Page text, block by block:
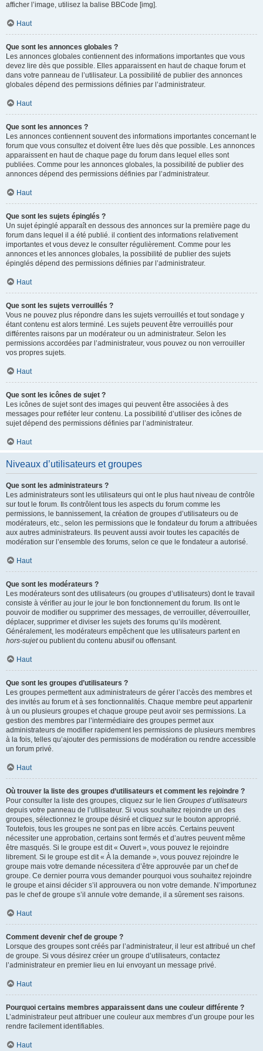
afficher l’image, utilisez la balise BBCode [img].
Haut
Que sont les annonces globales ?
Les annonces globales contiennent des informations importantes que vous
devez lire dès que possible. Elles apparaissent en haut de chaque forum et
dans votre panneau de l’utilisateur. La possibilité de publier des annonces
globales dépend des permissions définies par l’administrateur.
Haut
Que sont les annonces ?
Les annonces contiennent souvent des informations importantes concernant le
forum que vous consultez et doivent être lues dès que possible. Les annonces
apparaissent en haut de chaque page du forum dans lequel elles sont
publiées. Comme pour les annonces globales, la possibilité de publier des
annonces dépend des permissions définies par l’administrateur.
Haut
Que sont les sujets épinglés ?
Un sujet épinglé apparaît en dessous des annonces sur la première page du
forum dans lequel il a été publié. il contient des informations relativement
importantes et vous devez le consulter régulièrement. Comme pour les
annonces et les annonces globales, la possibilité de publier des sujets
épinglés dépend des permissions définies par l’administrateur.
Haut
Que sont les sujets verrouillés ?
Vous ne pouvez plus répondre dans les sujets verrouillés et tout sondage y
étant contenu est alors terminé. Les sujets peuvent être verrouillés pour
différentes raisons par un modérateur ou un administrateur. Selon les
permissions accordées par l’administrateur, vous pouvez ou non verrouiller
vos propres sujets.
Haut
Que sont les icônes de sujet ?
Les icônes de sujet sont des images qui peuvent être associées à des
messages pour refléter leur contenu. La possibilité d’utiliser des icônes de
sujet dépend des permissions définies par l’administrateur.
Haut
Niveaux d’utilisateurs et groupes
Que sont les administrateurs ?
Les administrateurs sont les utilisateurs qui ont le plus haut niveau de contrôle
sur tout le forum. Ils contrôlent tous les aspects du forum comme les
permissions, le bannissement, la création de groupes d’utilisateurs ou de
modérateurs, etc., selon les permissions que le fondateur du forum a attribuées
aux autres administrateurs. Ils peuvent aussi avoir toutes les capacités de
modération sur l’ensemble des forums, selon ce que le fondateur a autorisé.
Haut
Que sont les modérateurs ?
Les modérateurs sont des utilisateurs (ou groupes d’utilisateurs) dont le travail
consiste à vérifier au jour le jour le bon fonctionnement du forum. Ils ont le
pouvoir de modifier ou supprimer des messages, de verrouiller, déverrouiller,
déplacer, supprimer et diviser les sujets des forums qu’ils modèrent.
Généralement, les modérateurs empêchent que les utilisateurs partent en
hors-sujetou publient du contenu abusif ou offensant.
Haut
Que sont les groupes d’utilisateurs ?
Les groupes permettent aux administrateurs de gérer l’accès des membres et
des invités au forum et à ses fonctionnalités. Chaque membre peut appartenir
à un ou plusieurs groupes et chaque groupe peut avoir ses permissions. La
gestion des membres par l’intermédiaire des groupes permet aux
administrateurs de modifier rapidement les permissions de plusieurs membres
à la fois, telles qu’ajouter des permissions de modération ou rendre accessible
un forum privé.
Haut
Où trouver la liste des groupes d’utilisateurs et comment les rejoindre ?
Pour consulter la liste des groupes, cliquez sur le lien Groupes d’utilisateurs
depuis votre panneau de l’utilisateur. Si vous souhaitez rejoindre un des
groupes, sélectionnez le groupe désiré et cliquez sur le bouton approprié.
Toutefois, tous les groupes ne sont pas en libre accès. Certains peuvent
nécessiter une approbation, certains sont fermés et d’autres peuvent même
être masqués. Si le groupe est dit « Ouvert », vous pouvez le rejoindre
librement. Si le groupe est dit « À la demande », vous pouvez rejoindre le
groupe mais votre demande nécessitera d’être approuvée par un chef de
groupe. Ce dernier pourra vous demander pourquoi vous souhaitez rejoindre
le groupe et ainsi décider s’il approuvera ou non votre demande. N’importunez
pas le chef de groupe s’il annule votre demande, il a sûrement ses raisons.
Haut
Comment devenir chef de groupe ?
Lorsque des groupes sont créés par l’administrateur, il leur est attribué un chef
de groupe. Si vous désirez créer un groupe d’utilisateurs, contactez
l’administrateur en premier lieu en lui envoyant un message privé.
Haut
Pourquoi certains membres apparaissent dans une couleur différente ?
L’administrateur peut attribuer une couleur aux membres d’un groupe pour les
rendre facilement identifiables.
Haut